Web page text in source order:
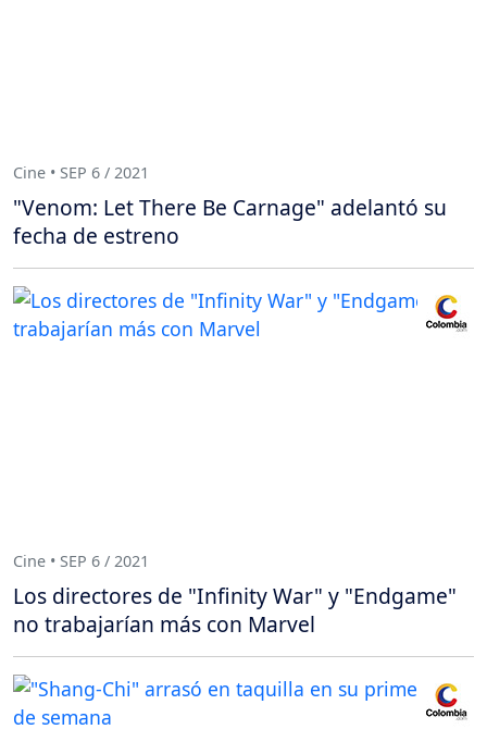
Cine • SEP 6 / 2021
"Venom: Let There Be Carnage" adelantó su
fecha de estreno
Cine • SEP 6 / 2021
Los directores de "Infinity War" y "Endgame"
no trabajarían más con Marvel